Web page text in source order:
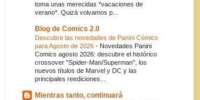
toma unas merecidas *vacaciones de
verano*. Quizá volvamos p...
Blog de Comics 2.0
Descubre las novedades de Panini Cómics
para Agosto de 2026 - Novedades Panini
Comics agosto 2026: descubre el histórico
crossover "Spider-Man/Superman", los
nuevos títulos de Marvel y DC y las
principales reediciones...
Mientras tanto, continuará